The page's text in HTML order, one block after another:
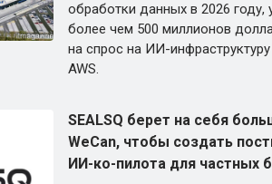
обработки данных в 2026 году,
более чем 500 миллионов
на спрос на ИИ-
AWS.
SEALSQ берет на себя
WeCan, чтобы создать
ИИ-ко-пилота для частных